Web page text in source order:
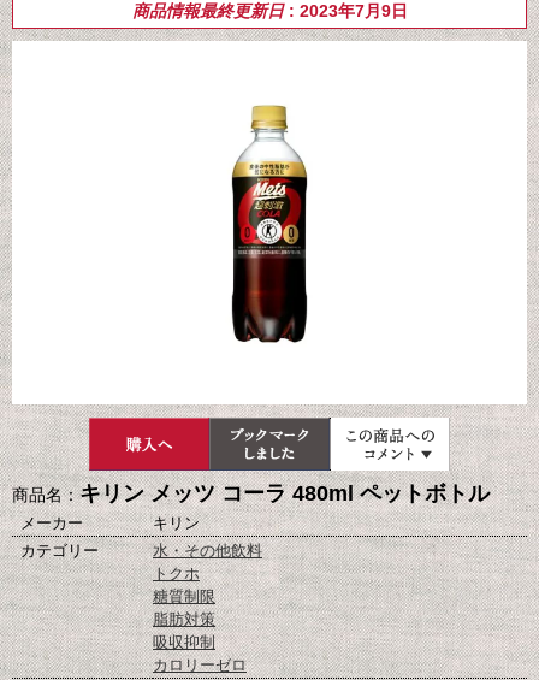
商品情報最終更新日: 2023年7月9日
商品名：キリン メッツ コーラ 480ml ペットボトル
メーカー
キリン
カテゴリー
水・その他飲料
トクホ
糖質制限
脂肪対策
吸収抑制
カロリーゼロ